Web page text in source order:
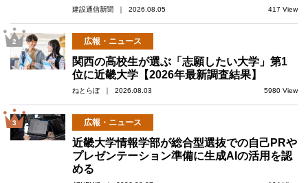
建設通信新聞 ｜ 2026.08.05 417 View
2 広報・ニュース
関西の高校生が選ぶ「志願したい大学」第1
位に近畿大学【2026年最新調査結果】
ねとらぼ ｜ 2026.08.03 5980 View
3 広報・ニュース
近畿大学情報学部が総合型選抜での自己PRや
プレゼンテーション準備に生成AIの活用を認
める